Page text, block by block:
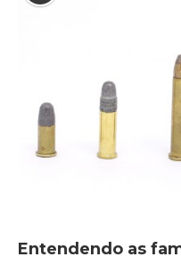
Entendendo as